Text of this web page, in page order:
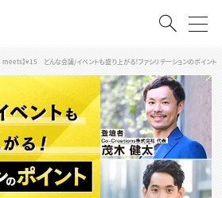
会員登録
meets】#15 どんな会議/イベントも盛り上がる！ファシリテーションのポイント